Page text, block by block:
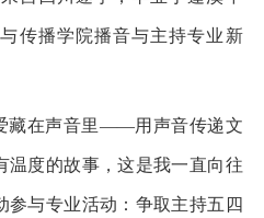
传播学院播音与主持专业新
在声音里——用声音传递文
温度的故事，这是我一直向往
参与专业活动：争取主持五四